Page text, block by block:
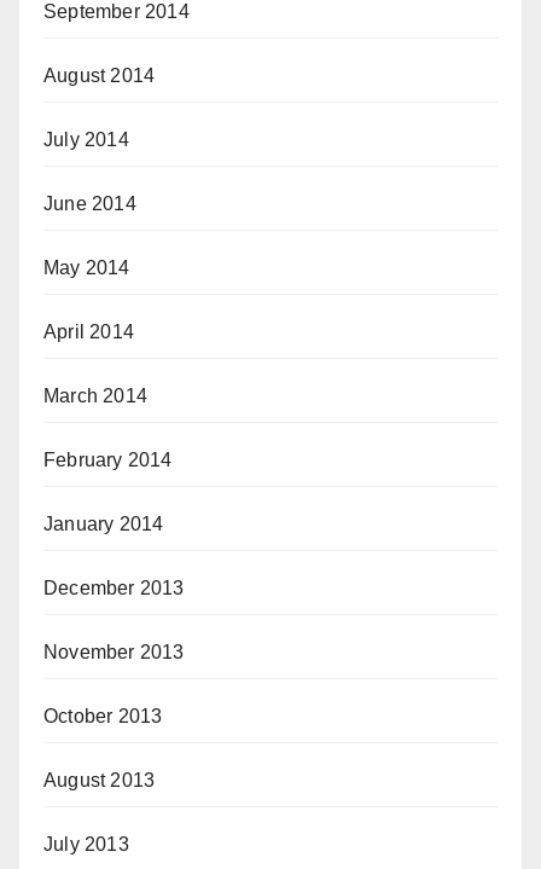
September 2014
August 2014
July 2014
June 2014
May 2014
April 2014
March 2014
February 2014
January 2014
December 2013
November 2013
October 2013
August 2013
July 2013